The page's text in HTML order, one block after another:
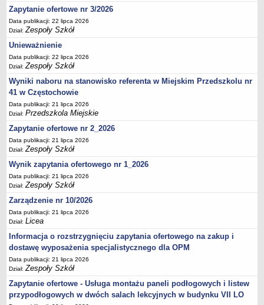
DEKLARACJA DOSTĘPNOŚCI
PONOWNE WYKORZYSTYWANIE
UDOSTĘPNIANIE INFORMACJI PUBLICZNEJ
OCHRONA DANYCH OSOBOWYCH
Zapytanie ofertowe nr 3/2026
Data publikacji: 22 lipca 2026
Dział:Zespoły Szkół
Unieważnienie
Data publikacji: 22 lipca 2026
Dział:Zespoły Szkół
Wyniki naboru na stanowisko referenta w Miejskim Przedszkolu nr
41 w Częstochowie
Data publikacji: 21 lipca 2026
Dział:Przedszkola Miejskie
Zapytanie ofertowe nr 2_2026
Data publikacji: 21 lipca 2026
Dział:Zespoły Szkół
Wynik zapytania ofertowego nr 1_2026
Data publikacji: 21 lipca 2026
Dział:Zespoły Szkół
Zarządzenie nr 10/2026
Data publikacji: 21 lipca 2026
Dział:Licea
Informacja o rozstrzygnięciu zapytania ofertowego na zakup i
dostawę wyposażenia specjalistycznego dla OPM
Data publikacji: 21 lipca 2026
Dział:Zespoły Szkół
Zapytanie ofertowe - Usługa montażu paneli podłogowych i listew
przypodłogowych w dwóch salach lekcyjnych w budynku VII LO